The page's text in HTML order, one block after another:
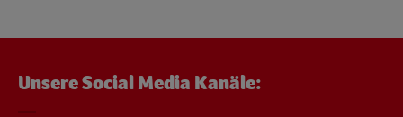
Unsere Social Media Kanäle: